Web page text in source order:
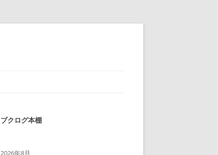
ブクログ本棚
2026年8月